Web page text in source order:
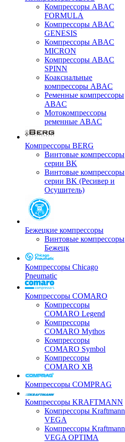
Компрессоры ABAC
FORMULA
Компрессоры ABAC
GENESIS
Компрессоры ABAC
MICRON
Компрессоры ABAC
SPINN
Коаксиальные
компрессоры ABAC
Ременные компрессоры
ABAC
Мотокомпрессоры
ременные ABAC
Компрессоры BERG
Винтовые компрессоры
серии BK
Винтовые компрессоры
серии BK (Ресивер и
Осушитель)
Бежецкие компрессоры
Винтовые компрессоры
Бежецк
Компрессоры Chicago
Pneumatic
Компрессоры COMARO
Компрессоры
COMARO Legend
Компрессоры
COMARO Mythos
Компрессоры
COMARO Symbol
Компрессоры
COMARO XB
Компрессоры COMPRAG
Компрессоры KRAFTMANN
Компрессоры Kraftmann
VEGA
Компрессоры Kraftmann
VEGA OPTIMA